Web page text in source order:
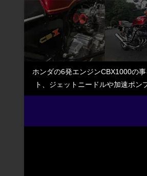
ホンダの6発エンジンCBX1000の
ト、ジェットニードルや加速ポ